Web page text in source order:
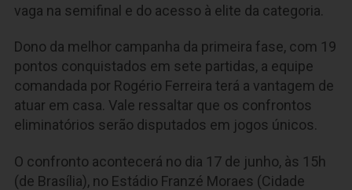
vaga na semifinal e do acesso à elite da categoria.
Dono da melhor campanha da primeira fase, com 19
pontos conquistados em sete partidas, a equipe
comandada por Rogério Ferreira terá a vantagem de
atuar em casa. Vale ressaltar que os confrontos
eliminatórios serão disputados em jogos únicos.
O confronto acontecerá no dia 17 de junho, às 15h
(de Brasília), no Estádio Franzé Moraes (Cidade